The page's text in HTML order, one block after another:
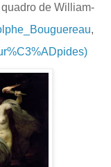
de William-
,